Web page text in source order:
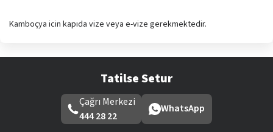
Kamboçya icin kapıda vize veya e-vize gerekmektedir.
Tatilse Setur
Çağrı Merkezi
444 28 22
WhatsApp